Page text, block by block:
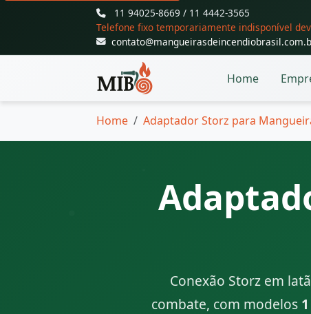
11 94025-8669 / 11 4442-3565
Telefone fixo temporariamente indisponível
Home
Home Adaptador Storz para
Conexão Storz em
combate, com modelos